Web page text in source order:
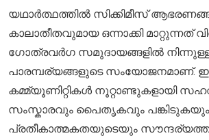
യഥാർത്ഥത്തിൽ സിക്കിമീസ്
കാലാതീതവുമായ ഒന്നാക്കി മാറ്റുന്നത്
ഗോത്രവർഗ സമുദായങ്ങളിൽ
പാരമ്പര്യങ്ങളുടെ സംയോജനമാണ്.
കമ്മ്യൂണിറ്റികൾ നൂറ്റാണ്ടുകളായി
സംസ്കാരവും പൈതൃകവും പങ്കിടുകയും
പ്രതീകാത്മകതയുടെയും